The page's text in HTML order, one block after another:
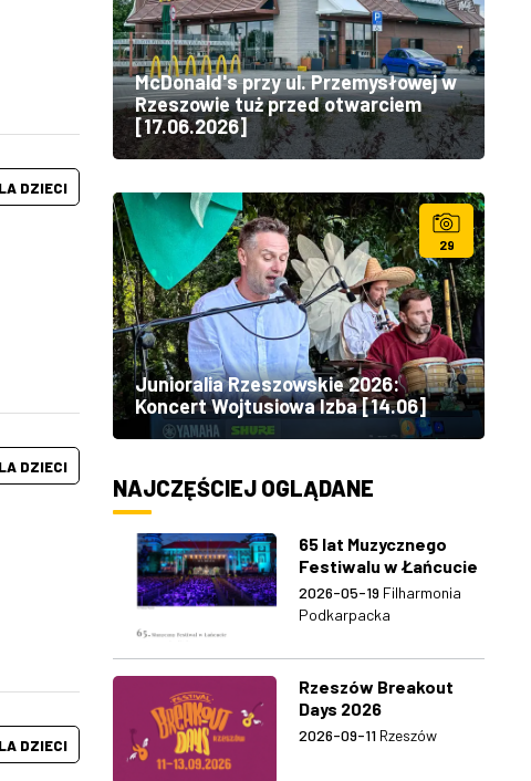
DZIECI
DZIECI
DZIECI
McDonald's przy ul. Przemysłowej w
Rzeszowie tuż przed otwarciem
[17.06.2026]
29
Junioralia Rzeszowskie 2026:
Koncert Wojtusiowa Izba [14.06]
NAJCZĘŚCIEJ OGLĄDANE
65 lat Muzycznego
Festiwalu w Łańcucie
2026-05-19 Filharmonia
Podkarpacka
Rzeszów Breakout
Days 2026
2026-09-11 Rzeszów